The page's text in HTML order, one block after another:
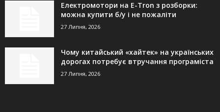
Електромотори на E-Tron з розборки:
можна купити б/у і не пожаліти
27 Липня, 2026
Чому китайський «хайтек» на українських
дорогах потребує втручання програміста
27 Липня, 2026